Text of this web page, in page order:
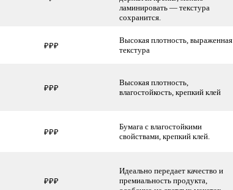
ламинировать — текстура
сохранится.
₽₽₽
Высокая плотность, выраженная
текстура
₽₽₽
Высокая плотность,
влагостойкость, крепкий клей
₽₽₽
Бумага с влагостойкими
свойствами, крепкий клей.
₽₽₽
Идеально передает качество и
премиальность продукта,